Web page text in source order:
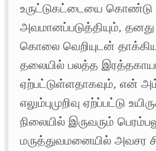
உருட்டுகட்டையை கொண்டு
அவமானப்படுத்தியும்,
கொலை வெறியுடன்
தலையில் பலத்த
ஏற்பட்டுள்ளதாகவும், என்
எலும்புமுறிவு ஏற்ப்பட்டு
நிலையில் இருவரும்
மருத்துவமனையில் அவசர